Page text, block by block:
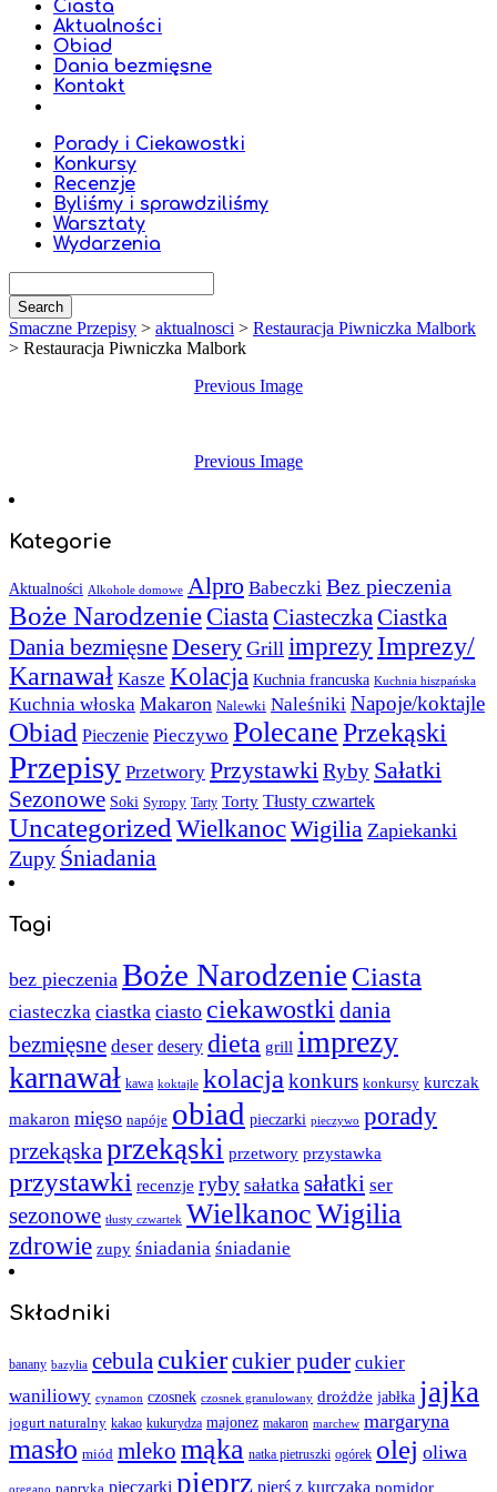
Ciasta
Aktualności
Obiad
Dania bezmięsne
Kontakt
Porady i Ciekawostki
Konkursy
Recenzje
Byliśmy i sprawdziliśmy
Warsztaty
Wydarzenia
Smaczne Przepisy > aktualnosci > Restauracja Piwniczka Malbork
> Restauracja Piwniczka Malbork
Previous Image
Previous Image
Kategorie
Aktualności Alkohole domowe Alpro Babeczki Bez pieczenia
Boże NarodzenieCiastaCiasteczkaCiastka
Dania bezmięsneDesery Grill imprezy Imprezy/
Karnawał Kasze Kolacja Kuchnia francuska Kuchnia hiszpańska
Kuchnia włoska Makaron Nalewki Naleśniki Napoje/koktajle
Obiad Pieczenie Pieczywo PolecanePrzekąski
Przepisy Przetwory PrzystawkiRyby Sałatki
Sezonowe Soki Syropy Tarty Torty Tłusty czwartek
UncategorizedWielkanocWigilia Zapiekanki
Zupy Śniadania
Tagi
bez pieczenia Boże Narodzenie Ciasta
ciasteczka ciastka ciasto ciekawostki dania
bezmięsne deser desery dieta grill imprezy
karnawał kawa koktajle kolacja konkurs konkursy kurczak
makaron mięso napóje obiad pieczarki pieczywo porady
przekąskaprzekąski przetwory przystawka
przystawki recenzje ryby sałatka sałatki ser
sezonowe tłusty czwartek WielkanocWigilia
zdrowie zupy śniadania śniadanie
Składniki
banany bazylia cebula cukiercukier puder cukier
waniliowy cynamon czosnek czosnek granulowany drożdże jabłka jajka
jogurt naturalny kakao kukurydza majonez makaron marchew margaryna
masło miód mleko mąka natka pietruszki ogórek olej oliwa
oregano papryka pieczarki pieprz pierś z kurczaka pomidor